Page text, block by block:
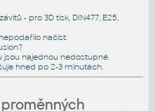
- pro 3D tisk, DIN477, E25,
načíst.
jsou najednou nedostupné.
hned po 2-3 minutách.